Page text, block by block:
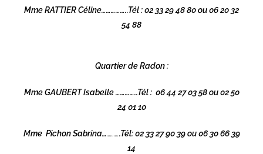
Mme RATTIER Céline……………..Tél : 02 33 29 48 80 ou 06 20 32
54 88
Quartier de Radon :
Mme GAUBERT Isabelle …………..Tél : 06 44 27 03 58 ou 02 50
24 01 10
Mme Pichon Sabrina…………..Tél: 02 33 27 90 39 ou 06 30 66 39
14